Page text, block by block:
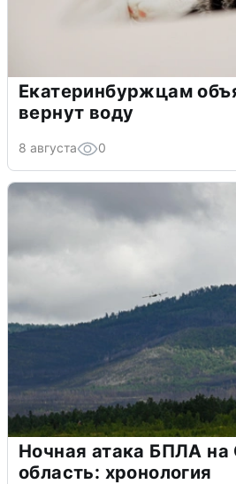
Екатеринбуржцам
вернут воду
8 августа 0
Ночная атака БПЛА
область: хронология